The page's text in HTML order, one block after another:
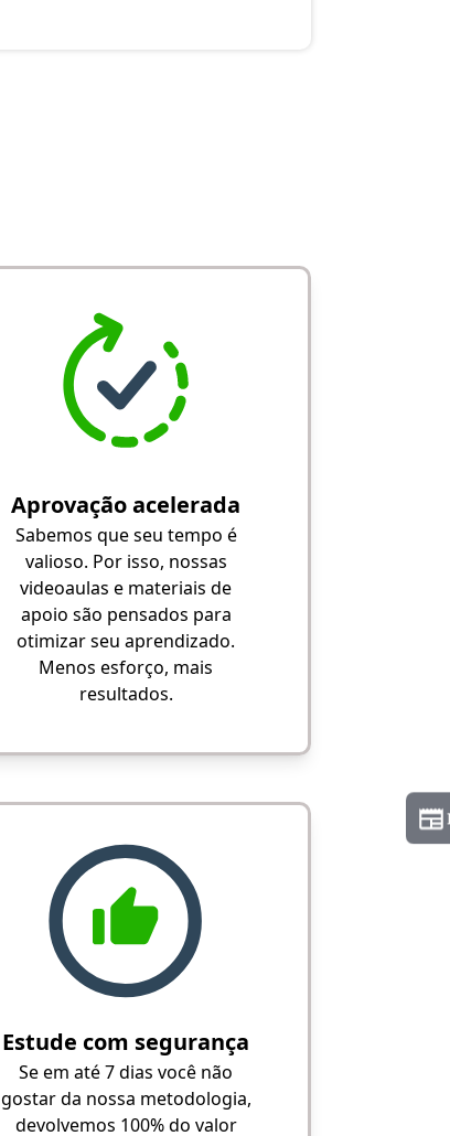
Aprovação acelerada
Sabemos que seu tempo é
valioso. Por isso, nossas
videoaulas e materiais de
apoio são pensados para
otimizar seu aprendizado.
Menos esforço, mais
resultados.
Estude com segurança
Se em até 7 dias você não
gostar da nossa metodologia,
devolvemos 100% do valor